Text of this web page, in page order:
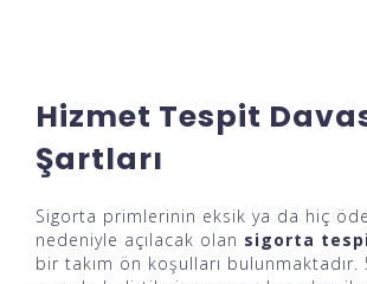
Hizmet Tespit
Şartları
Sigorta primlerinin eksik ya da hiç
nedeniyle açılacak olan sigorta
bir takım ön koşulları bulunmaktadır.